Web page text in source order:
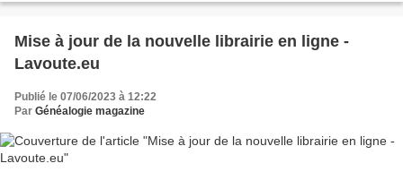
Mise à jour de la nouvelle librairie en ligne -
Lavoute.eu
Publié le 07/06/2023 à 12:22
Par Généalogie magazine